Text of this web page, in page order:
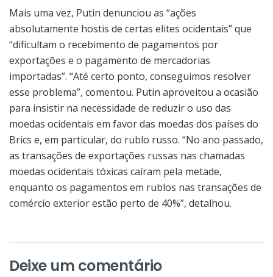
Mais uma vez, Putin denunciou as “ações
absolutamente hostis de certas elites ocidentais” que
“dificultam o recebimento de pagamentos por
exportações e o pagamento de mercadorias
importadas”. “Até certo ponto, conseguimos resolver
esse problema”, comentou. Putin aproveitou a ocasião
para insistir na necessidade de reduzir o uso das
moedas ocidentais em favor das moedas dos países do
Brics e, em particular, do rublo russo. “No ano passado,
as transações de exportações russas nas chamadas
moedas ocidentais tóxicas caíram pela metade,
enquanto os pagamentos em rublos nas transações de
comércio exterior estão perto de 40%”, detalhou.
Deixe um comentário